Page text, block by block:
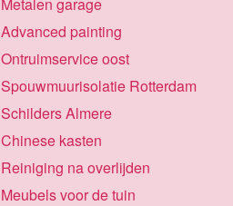
Advanced painting
Ontruimservice oost
Spouwmuurisolatie Rotterdam
Schilders Almere
Chinese kasten
Reiniging na overlijden
Meubels voor de tuin